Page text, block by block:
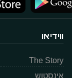
ווידיאו
The Story
אינסטוש